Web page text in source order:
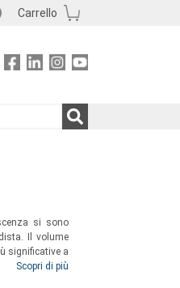
Carrello
si sono
Il volume
significative a
oramai un
Scopri di più